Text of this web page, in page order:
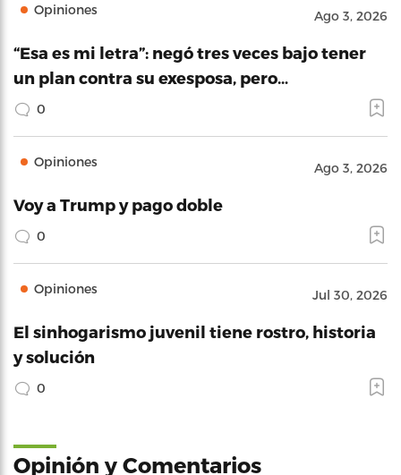
Opiniones Ago 3, 2026
“Esa es mi letra”: negó tres veces bajo tener
un plan contra su exesposa, pero…
0
Opiniones Ago 3, 2026
Voy a Trump y pago doble
0
Opiniones Jul 30, 2026
El sinhogarismo juvenil tiene rostro, historia
y solución
0
Opinión y Comentarios